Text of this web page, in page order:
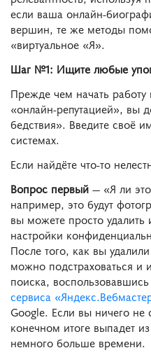
если ваша онлайн-
вершин, те же методы
«виртуальное «Я».
Шаг №1: Ищите любые
Прежде чем начать
«онлайн-репутацией», вы
бедствия». Введите своё
системах.
Если найдёте что-то
Вопрос первый ― «Я ли
например, это будут
вы можете просто удалить
настройки
После того, как вы
можно подстраховаться и
поиска,
сервиса
Google. Если вы ничего не
конечном итоге выпадет
немного больше времени.